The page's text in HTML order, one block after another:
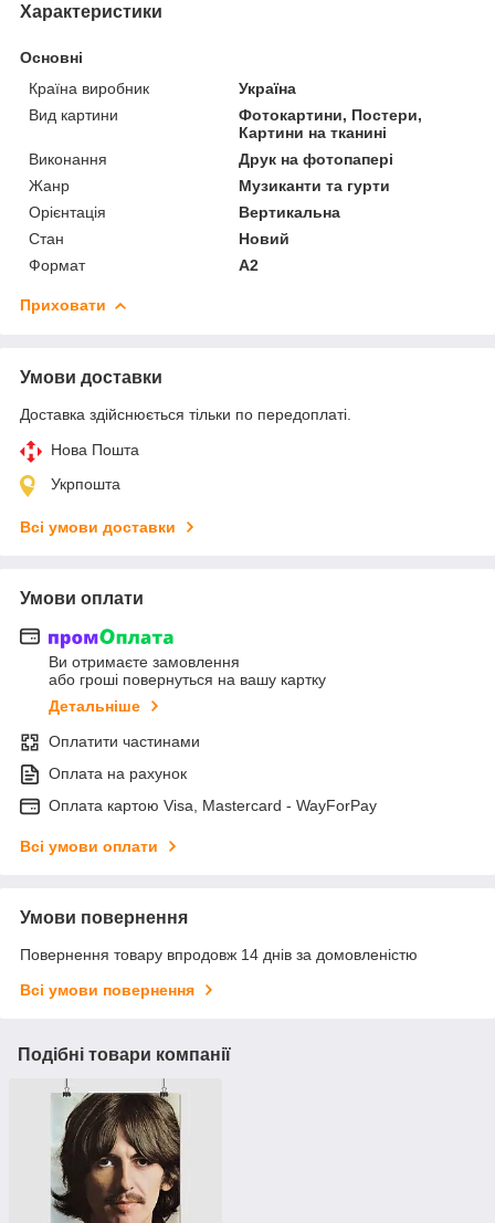
Характеристики
Основні
Країна виробник
Україна
Вид картини
Фотокартини, Постери,
Картини на тканині
Виконання
Друк на фотопапері
Жанр
Музиканти та гурти
Орієнтація
Вертикальна
Стан
Новий
Формат
A2
Приховати
Умови доставки
Доставка здійснюється тільки по передоплаті.
Нова Пошта
Укрпошта
Всі умови доставки
Умови оплати
Ви отримаєте замовлення
або гроші повернуться на вашу картку
Детальніше
Оплатити частинами
Оплата на рахунок
Оплата картою Visa, Mastercard - WayForPay
Всі умови оплати
Умови повернення
Повернення товару впродовж 14 днів за домовленістю
Всі умови повернення
Подібні товари компанії